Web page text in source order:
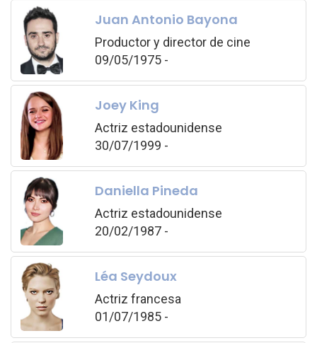
Juan Antonio Bayona
Productor y director de cine
09/05/1975 -
Joey King
Actriz estadounidense
30/07/1999 -
Daniella Pineda
Actriz estadounidense
20/02/1987 -
Léa Seydoux
Actriz francesa
01/07/1985 -